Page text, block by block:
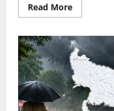
Read MoreRead
more
सरकार
ने
वापस
लिया
2016
का
मदरसा
वेतन
विधेयक,